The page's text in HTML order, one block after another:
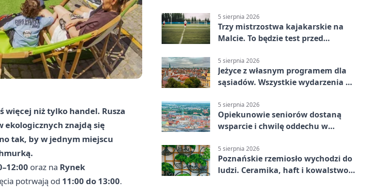
więcej niż tylko handel. Rusza
znajdą się
tak, by w jednym miejscu
oraz na Rynek
potrwają od 11:00 do 13:00.
5 sierpnia 2026
Trzy mistrzostwa kajakarskie na
Malcie. To będzie test przed
5 sierpnia 2026
Jeżyce z własnym programem dla
sąsiadów. Wszystkie wydarzenia są
5 sierpnia 2026
Opiekunowie seniorów dostaną
wsparcie i chwilę oddechu w
5 sierpnia 2026
Poznańskie rzemiosło wychodzi do
ludzi. Ceramika, haft i kowalstwo